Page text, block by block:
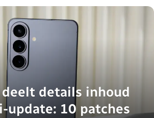
deelt details inhoud
update: 10 patches